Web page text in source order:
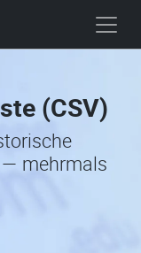
(CSV)
— mehrmals